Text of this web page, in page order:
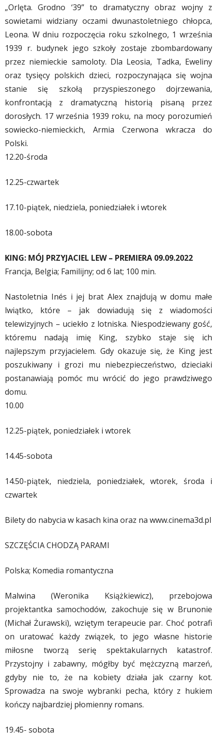
„Orlęta. Grodno ‘39” to dramatyczny obraz wojny z
sowietami widziany oczami dwunastoletniego chłopca,
Leona. W dniu rozpoczęcia roku szkolnego, 1 września
1939 r. budynek jego szkoły zostaje zbombardowany
przez niemieckie samoloty. Dla Leosia, Tadka, Eweliny
oraz tysięcy polskich dzieci, rozpoczynająca się wojna
stanie się szkołą przyspieszonego dojrzewania,
konfrontacją z dramatyczną historią pisaną przez
dorosłych. 17 września 1939 roku, na mocy porozumień
sowiecko-niemieckich, Armia Czerwona wkracza do
Polski.
12.20-środa
12.25-czwartek
17.10-piątek, niedziela, poniedziałek i wtorek
18.00-sobota
KING: MÓJ PRZYJACIEL LEW – PREMIERA 09.09.2022
Francja, Belgia; Familijny; od 6 lat; 100 min.
Nastoletnia Inés i jej brat Alex znajdują w domu małe
lwiątko, które – jak dowiadują się z wiadomości
telewizyjnych – uciekło z lotniska. Niespodziewany gość,
któremu nadają imię King, szybko staje się ich
najlepszym przyjacielem. Gdy okazuje się, że King jest
poszukiwany i grozi mu niebezpieczeństwo, dzieciaki
postanawiają pomóc mu wrócić do jego prawdziwego
domu.
10.00
12.25-piątek, poniedziałek i wtorek
14.45-sobota
14.50-piątek, niedziela, poniedziałek, wtorek, środa i
czwartek
Bilety do nabycia w kasach kina oraz na www.cinema3d.pl
SZCZĘŚCIA CHODZĄ PARAMI
Polska; Komedia romantyczna
Malwina (Weronika Książkiewicz), przebojowa
projektantka samochodów, zakochuje się w Brunonie
(Michał Żurawski), wziętym terapeucie par. Choć potrafi
on uratować każdy związek, to jego własne historie
miłosne tworzą serię spektakularnych katastrof.
Przystojny i zabawny, mógłby być mężczyzną marzeń,
gdyby nie to, że na kobiety działa jak czarny kot.
Sprowadza na swoje wybranki pecha, który z hukiem
kończy najbardziej płomienny romans.
19.45- sobota